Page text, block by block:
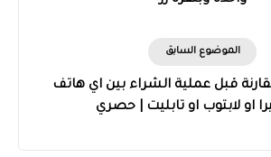
الموضوع السابق
قبل عملية الشراء بين اي هاتف
او لابتوب او تابليت | حصري